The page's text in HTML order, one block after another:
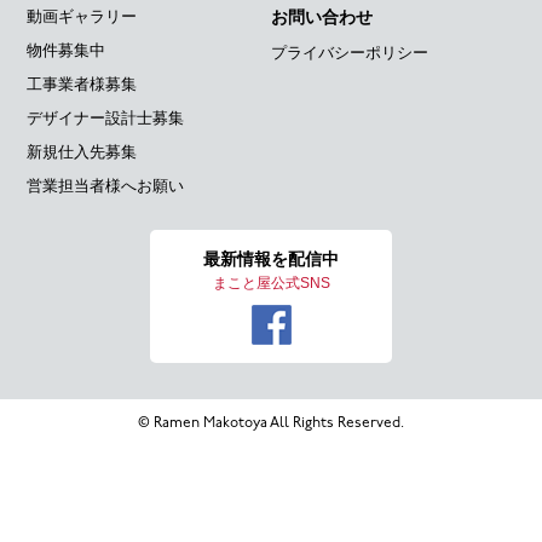
動画ギャラリー
物件募集中
工事業者様募集
デザイナー設計士募集
新規仕入先募集
営業担当者様へお願い
お問い合わせ
プライバシーポリシー
最新情報を配信中
まこと屋公式SNS
© Ramen Makotoya All Rights Reserved.